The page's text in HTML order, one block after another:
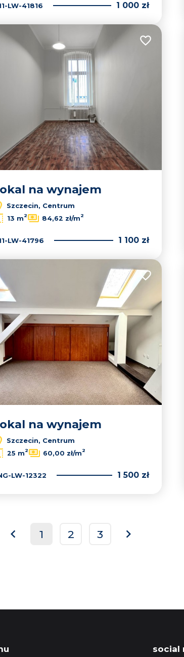
LW-41816 1 000 zł
Dodaj do
na wynajem
Szczecin, Centrum
13 m2 84,62 zł/m2
LW-41796 1 100 zł
Dodaj do
na wynajem
Szczecin, Centrum
25 m2 60,00 zł/m2
LW-12322 1 500 zł
prev
1 2 3
next
social